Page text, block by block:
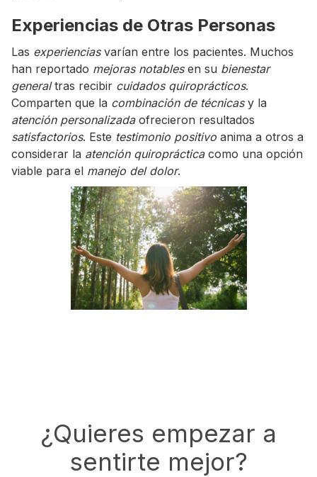
Experiencias de Otras Personas
Las experienciasvarían entre los pacientes. Muchos
han reportado mejoras notablesen su bienestar
generaltras recibir cuidados quiroprácticos.
Comparten que la combinación de técnicasy la
atención personalizadaofrecieron resultados
satisfactorios. Este testimonio positivo anima a otros a
considerar la atención quiroprácticacomo una opción
viable para el manejo del dolor.
¿Quieres empezar a
sentirte mejor?